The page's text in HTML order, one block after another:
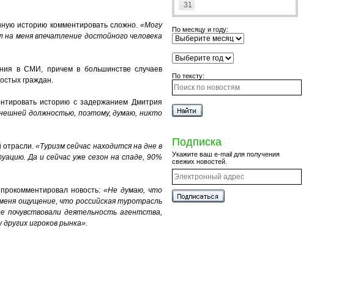
историю комментировать сложно. «Могу
меня впечатление достойного человека
в СМИ, причем в большинстве случаев
граждан.
историю с задержанием Дмитрия
должностью, поэтому, думаю, никто
отрасли. «Туризм сейчас находится на дне в
Да и сейчас уже сезон на спаде, 90%
новость:«Не думаю, что
ощущение, что российская туротрасль
деятельность агентства,
игроков рынка».
31
По месяцу и году:
По тексту:
Подписка
Укажите ваш e-mail для получения
свежих новостей.